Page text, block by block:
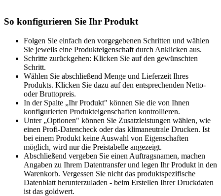
So konfigurieren Sie Ihr Produkt
Folgen Sie einfach den vorgegebenen Schritten und wählen
Sie jeweils eine Produkteigenschaft durch Anklicken aus.
Schritte zurückgehen: Klicken Sie auf den gewünschten
Schritt.
Wählen Sie abschließend Menge und Lieferzeit Ihres
Produkts. Klicken Sie dazu auf den entsprechenden Netto-
oder Bruttopreis.
In der Spalte „Ihr Produkt" können Sie die von Ihnen
konfigurierten Produkteigenschaften kontrollieren.
Unter „Optionen" können Sie Zusatzleistungen wählen, wie
einen Profi-Datencheck oder das klimaneutrale Drucken. Ist
bei einem Produkt keine Auswahl von Eigenschaften
möglich, wird nur die Preistabelle angezeigt.
Abschließend vergeben Sie einen Auftragsnamen, machen
Angaben zu Ihrem Datentransfer und legen Ihr Produkt in den
Warenkorb. Vergessen Sie nicht das produktspezifische
Datenblatt herunterzuladen - beim Erstellen Ihrer Druckdaten
ist das goldwert.